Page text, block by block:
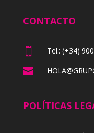
CONTACTO
 Tel.: (+34)

POLÍTICAS